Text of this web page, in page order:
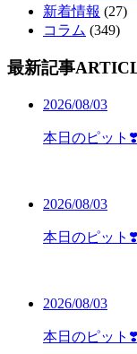
新着情報 (27)
コラム (349)
最新記事
2026/08/03
本日のピット
2026/08/03
本日のピット
2026/08/03
本日のピット